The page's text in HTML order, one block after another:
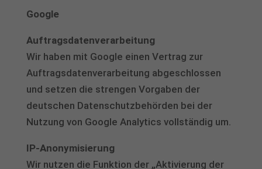
Google
Auftragsdatenverarbeitung
Wir haben mit Google einen Vertrag zur
Auftragsdatenverarbeitung abgeschlossen
und setzen die strengen Vorgaben der
deutschen Datenschutzbehörden bei der
Nutzung von Google Analytics vollständig um.
IP-Anonymisierung
Wir nutzen die Funktion der „Aktivierung der